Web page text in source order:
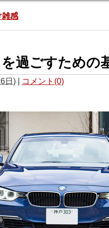
雑感
過ごすための
日) | コメント(0)